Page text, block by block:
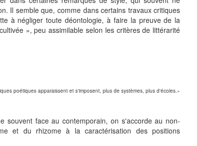
Il semble que, comme dans certains travaux critiques
à négliger toute déontologie, à faire la preuve de la
», peu assimilable selon les critères de littérarité
poétiques apparaissent et s'imposent, plus de systèmes, plus d'écoles.»
souvent face au contemporain, on s'accorde au non-
et du rhizome à la caractérisation des positions